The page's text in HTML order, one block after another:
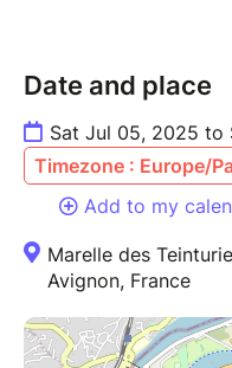
Date and place
Sat Jul 05, 2025 to
Timezone : Europe/
Add to my
Marelle des
Avignon, France